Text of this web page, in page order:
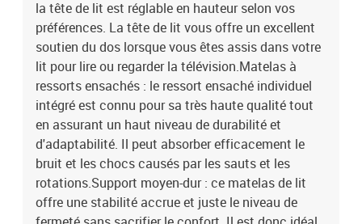
la tête de lit est réglable en hauteur selon vos
préférences. La tête de lit vous offre un excellent
soutien du dos lorsque vous êtes assis dans votre
lit pour lire ou regarder la télévision.Matelas à
ressorts ensachés : le ressort ensaché individuel
intégré est connu pour sa très haute qualité tout
en assurant un haut niveau de durabilité et
d'adaptabilité. Il peut absorber efficacement le
bruit et les chocs causés par les sauts et les
rotations.Support moyen-dur : ce matelas de lit
offre une stabilité accrue et juste le niveau de